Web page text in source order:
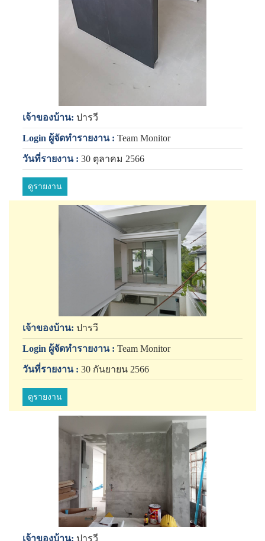
เจ้าของบ้าน: ปารวี
Login ผู้จัดทำรายงาน : Team Monitor
วันที่รายงาน : 30 ตุลาคม 2566
ดูรายงาน
เจ้าของบ้าน: ปารวี
Login ผู้จัดทำรายงาน : Team Monitor
วันที่รายงาน : 30 กันยายน 2566
ดูรายงาน
เจ้าของบ้าน: ปารวี